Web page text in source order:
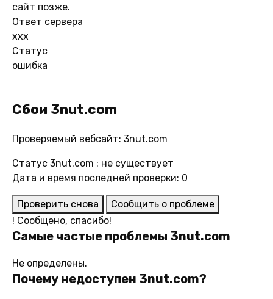
сайт позже.
Ответ сервера
xxx
Статус
ошибка
Сбои 3nut.com
Проверяемый вебсайт: 3nut.com
Статус 3nut.com : не существует
Дата и время последней проверки: 0
Проверить снова
Сообщить о проблеме
! Сообщено, спасибо!
Самые частые проблемы 3nut.com
Не определены.
Почему недоступен 3nut.com?